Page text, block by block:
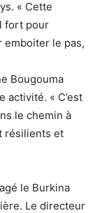
« Cette
fort pour
emboiter le pas,
Bougouma
activité. « C’est
le chemin à
résilients et
le Burkina
Le directeur